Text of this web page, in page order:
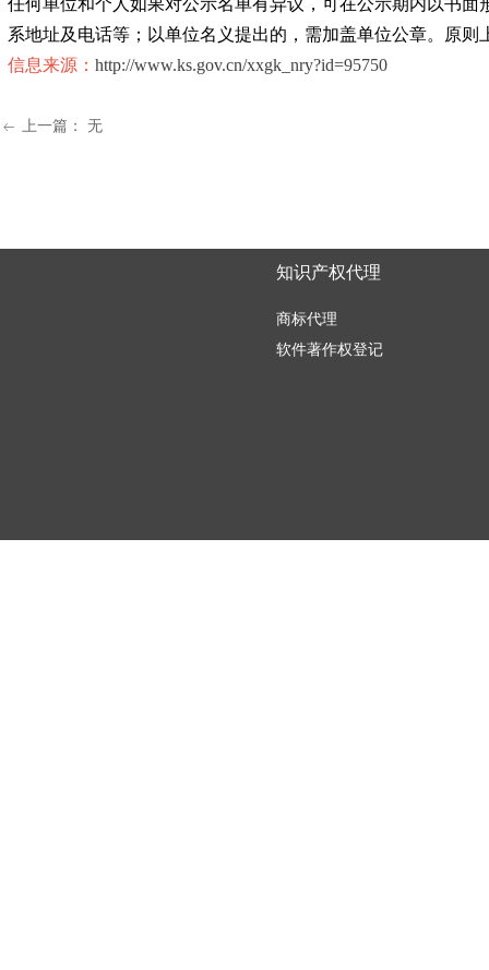
任何单位和个人如果对公示名单有异议，可在公示期内以书
系地址及电话等；以单位名义提出的，需加盖单位公章。原则
信息来源： http://www.ks.gov.cn/xxgk_nry?id=95750
ꂃ 上一篇： 无
知识产权代理
商标代理
软件著作权登记